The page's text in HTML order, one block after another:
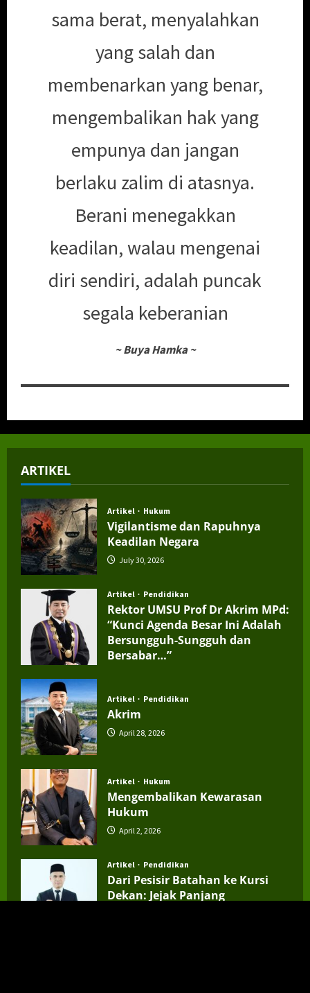
sama berat, menyalahkan
yang salah dan
membenarkan yang benar,
mengembalikan hak yang
empunya dan jangan
berlaku zalim di atasnya.
Berani menegakkan
keadilan, walau mengenai
diri sendiri, adalah puncak
segala keberanian
~ Buya Hamka ~
ARTIKEL
Artikel Hukum
Vigilantisme dan Rapuhnya
Keadilan Negara
July 30, 2026
Artikel Pendidikan
Rektor UMSU Prof Dr Akrim MPd:
“Kunci Agenda Besar Ini Adalah
Bersungguh-Sungguh dan
Bersabar…”
Artikel Pendidikan
Akrim
April 28, 2026
Artikel Hukum
Mengembalikan Kewarasan
Hukum
April 2, 2026
Artikel Pendidikan
Dari Pesisir Batahan ke Kursi
Dekan: Jejak Panjang